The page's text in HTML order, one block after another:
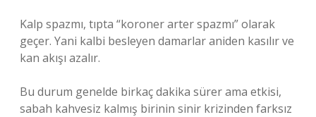
Kalp spazmı, tıpta “koroner arter spazmı” olarak
geçer. Yani kalbi besleyen damarlar aniden kasılır ve
kan akışı azalır.
Bu durum genelde birkaç dakika sürer ama etkisi,
sabah kahvesiz kalmış birinin sinir krizinden farksız